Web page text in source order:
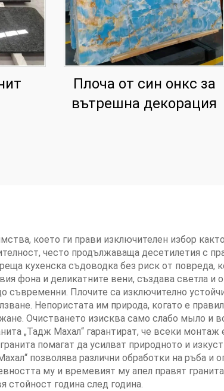
Плоча от син онкс за
вътрешна декорация
което ги прави изключителен избор
често продължаваща десетилетия с
кухенска съдоводка без риск от повреда,
фона и деликатните вени, създава светла и
съвременни. Плочите са изключително
Непористата им природа, когато е
Очистването изисква само слабо мыло и
„Тадж Махал“ гарантират, че всеки монтаж
помагат да усилват природното и
позволява различни обработки на ръба и
му и времевият му апел правят
година след година.